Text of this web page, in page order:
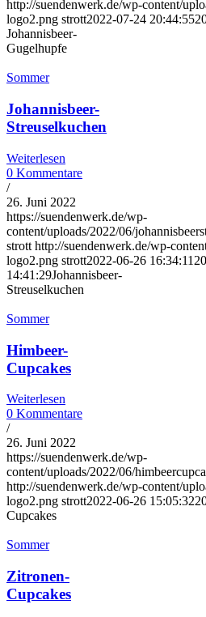
http://suendenwerk.de/wp-content/
logo2.png strott2022-07-24 20:44:55
Johannisbeer-
Gugelhupfe
Sommer
Johannisbeer-
Streuselkuchen
Weiterlesen
0 Kommentare
/
26. Juni 2022
https://suendenwerk.de/wp-
content/uploads/2022/06/
strott http://suendenwerk.de/wp-
logo2.png strott2022-06-26 16:34:11
14:41:29Johannisbeer-
Streuselkuchen
Sommer
Himbeer-
Cupcakes
Weiterlesen
0 Kommentare
/
26. Juni 2022
https://suendenwerk.de/wp-
content/uploads/2022/06/
http://suendenwerk.de/wp-content/
logo2.png strott2022-06-26 15:05:32
Cupcakes
Sommer
Zitronen-
Cupcakes